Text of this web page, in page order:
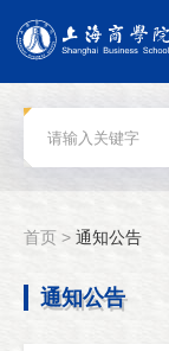
首页 > 通知公告
通知公告